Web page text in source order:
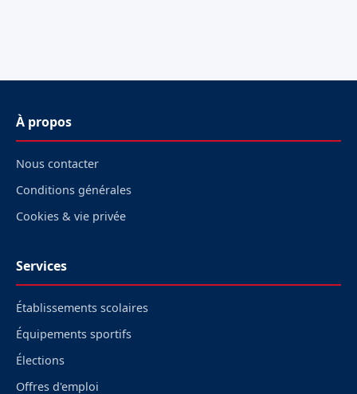
À propos
Nous contacter
Conditions générales
Cookies & vie privée
Services
Établissements scolaires
Équipements sportifs
Élections
Offres d'emploi